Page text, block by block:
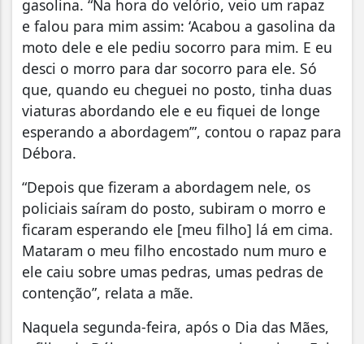
gasolina. “Na hora do velório, veio um rapaz
e falou para mim assim: ‘Acabou a gasolina da
moto dele e ele pediu socorro para mim. E eu
desci o morro para dar socorro para ele. Só
que, quando eu cheguei no posto, tinha duas
viaturas abordando ele e eu fiquei de longe
esperando a abordagem’”, contou o rapaz para
Débora.
“Depois que fizeram a abordagem nele, os
policiais saíram do posto, subiram o morro e
ficaram esperando ele [meu filho] lá em cima.
Mataram o meu filho encostado num muro e
ele caiu sobre umas pedras, umas pedras de
contenção”, relata a mãe.
Naquela segunda-feira, após o Dia das Mães,